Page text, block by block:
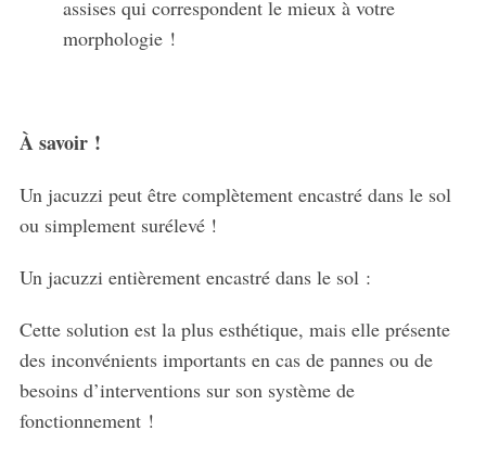
assises qui correspondent le mieux à votre
morphologie !
À savoir !
Un jacuzzi peut être complètement encastré dans le sol
ou simplement surélevé !
Un jacuzzi entièrement encastré dans le sol :
Cette solution est la plus esthétique, mais elle présente
des inconvénients importants en cas de pannes ou de
besoins d’interventions sur son système de
fonctionnement !